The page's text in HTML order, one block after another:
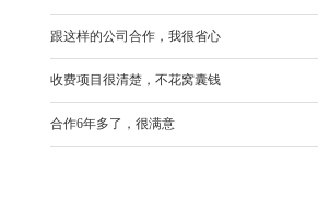
跟这样的公司合作，我很省心
收费项目很清楚，不花窝囊钱
合作6年多了，很满意